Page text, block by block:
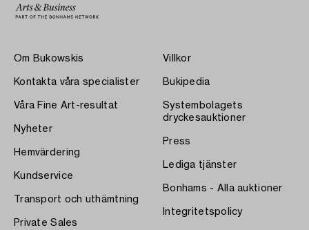
Om Bukowskis
Kontakta våra specialister
Våra Fine Art-resultat
Nyheter
Hemvärdering
Kundservice
Transport och uthämtning
Private Sales
Villkor
Bukipedia
Systembolagets
dryckesauktioner
Press
Lediga tjänster
Bonhams - Alla auktioner
Integritetspolicy